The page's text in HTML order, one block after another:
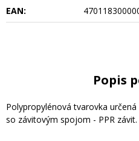
EAN:
Popis
Polypropylénová tvarovka
so závitovým spojom - PPR závit.